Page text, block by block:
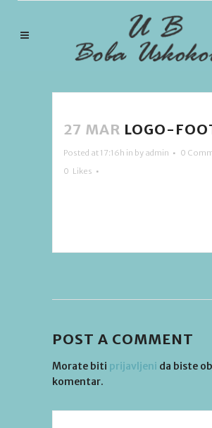
27 MAR LOGO-
Posted at 17:16h in by admin
0
0 Likes
POST A COMMENT
Morate biti prijavljeni da biste
komentar.